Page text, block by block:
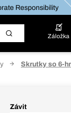
Responsibility
Záložka
Skrutky so 6-
Závit